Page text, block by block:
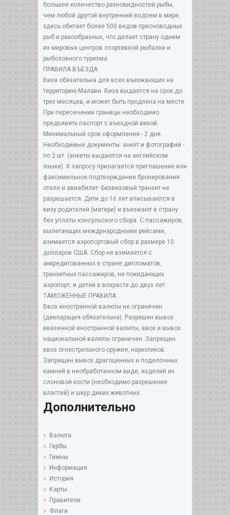
большее количество разновидностей рыбы,
чем любой другой внутренний водоем в мире,
здесь обитает более 500 видов пресноводных
рыб и ракообразных, что делает страну одним
из мировых центров спортивной рыбалки и
рыболовного туризма.
ПРАВИЛА ВЪЕЗДА
Виза обязательна для всех въезжающих на
территорию Малави. Виза выдается на срок до
трех месяцев, и может быть продлена на месте.
При пересечении границы необходимо
предъявить паспорт с въездной визой.
Минимальный срок оформления - 2 дня.
Необходимые документы: анкет и фотографий -
по 2 шт. (анкеты выдаются на английском
языке). К запросу прилагается приглашение или
факсимильное подтверждение бронирования
отеля и авиабилет. Безвизовый транзит не
разрешается. Дети до 16 лет вписываются в
визу родителей (матери) и въезжают в страну
без уплаты консульского сбора. С пассажиров,
вылетающих международными рейсами,
взимается аэропортовый сбор в размере 10
долларов США. Сбор не взимается с
аккредитованных в стране дипломатов,
транзитных пассажиров, не покидающих
аэропорт, и детей в возрасте до двух лет.
ТАМОЖЕННЫЕ ПРАВИЛА
Ввоз иностранной валюты не ограничен
(декларация обязательна). Разрешен вывоз
ввезенной иностранной валюты, ввоз и вывоз
национальной валюты ограничен. Запрещен
ввоз огнестрельного оружия, наркотиков.
Запрещен вывоз драгоценных и поделочных
камней в необработанном виде, изделий из
слоновой кости (необходимо разрешение
властей) и шкур диких животных.
Дополнительно
Валюта
Гербы
Гимны
Информация
История
Карты
Правители
Флаги